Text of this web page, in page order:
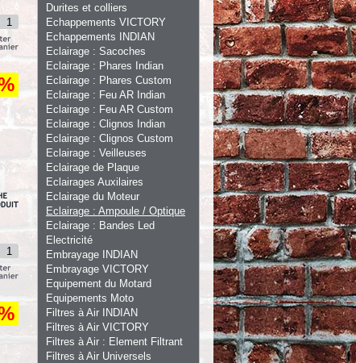
Durites et colliers
Echappements VICTORY
Echappements INDIAN
Eclairage : Sacoches
Eclairage : Phares Indian
Eclairage : Phares Custom
Eclairage : Feu AR Indian
Eclairage : Feu AR Custom
Eclairage : Clignos Indian
Eclairage : Clignos Custom
Eclairage : Veilleuses
Eclairage de Plaque
Eclairages Auxilaires
Eclairage du Moteur
Eclairage : Ampoule / Optique
Eclairage : Bandes Led
Electricité
Embrayage INDIAN
Embrayage VICTORY
Equipement du Motard
Equipements Moto
Filtres à Air INDIAN
Filtres à Air VICTORY
Filtres à Air : Element Filtrant
Filtres à Air Universels